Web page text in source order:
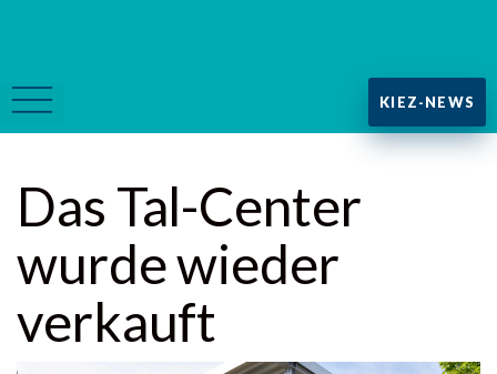
KIEZ-NEWS
Das Tal-Center
wurde wieder
verkauft